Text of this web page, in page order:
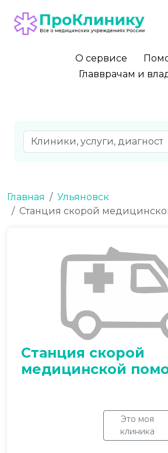
О сервисе
Главврачам и
Главная
Ульяновск
Станция скорой
Станция скорой
медицинской
Это моя
клиника